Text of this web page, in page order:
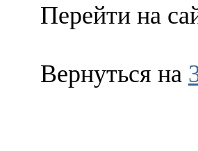
Перейти на
Вернуться на